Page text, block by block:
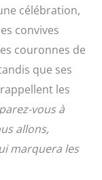
célébration,
convives
couronnes de
que ses
les
vous à
allons,
marquera les